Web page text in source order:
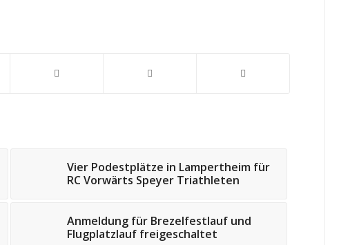
Vier Podestplätze in Lampertheim für
RC Vorwärts Speyer Triathleten
Anmeldung für Brezelfestlauf und
Flugplatzlauf freigeschaltet